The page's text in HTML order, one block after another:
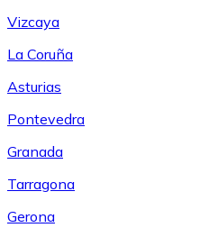
Vizcaya
La Coruña
Asturias
Pontevedra
Granada
Tarragona
Gerona